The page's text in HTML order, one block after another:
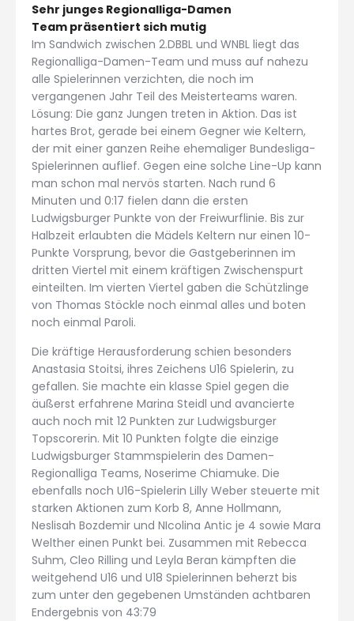
Sehr junges Regionalliga-Damen
Team präsentiert sich mutig
Im Sandwich zwischen 2.DBBL und WNBL liegt das
Regionalliga-Damen-Team und muss auf nahezu
alle Spielerinnen verzichten, die noch im
vergangenen Jahr Teil des Meisterteams waren.
Lösung: Die ganz Jungen treten in Aktion. Das ist
hartes Brot, gerade bei einem Gegner wie Keltern,
der mit einer ganzen Reihe ehemaliger Bundesliga-
Spielerinnen auflief. Gegen eine solche Line-Up kann
man schon mal nervös starten. Nach rund 6
Minuten und 0:17 fielen dann die ersten
Ludwigsburger Punkte von der Freiwurflinie. Bis zur
Halbzeit erlaubten die Mädels Keltern nur einen 10-
Punkte Vorsprung, bevor die Gastgeberinnen im
dritten Viertel mit einem kräftigen Zwischenspurt
einteilten. Im vierten Viertel gaben die Schützlinge
von Thomas Stöckle noch einmal alles und boten
noch einmal Paroli.
Die kräftige Herausforderung schien besonders
Anastasia Stoitsi, ihres Zeichens U16 Spielerin, zu
gefallen. Sie machte ein klasse Spiel gegen die
äußerst erfahrene Marina Steidl und avancierte
auch noch mit 12 Punkten zur Ludwigsburger
Topscorerin. Mit 10 Punkten folgte die einzige
Ludwigsburger Stammspielerin des Damen-
Regionalliga Teams, Noserime Chiamuke. Die
ebenfalls noch U16-Spielerin Lilly Weber steuerte mit
starken Aktionen zum Korb 8, Anne Hollmann,
Neslisah Bozdemir und NIcolina Antic je 4 sowie Mara
Welther einen Punkt bei. Zusammen mit Rebecca
Suhm, Cleo Rilling und Leyla Beran kämpften die
weitgehend U16 und U18 Spielerinnen beherzt bis
zum unter den gegebenen Umständen achtbaren
Endergebnis von 43:79